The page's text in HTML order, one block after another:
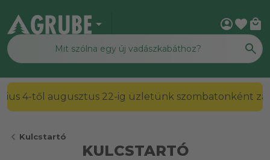
arrow_drop_down account_circlefavorite local_mall
2026. július 4-től augusztus 22-ig üzletünk
chevron_left Kulcstartó
KULCSTARTÓ